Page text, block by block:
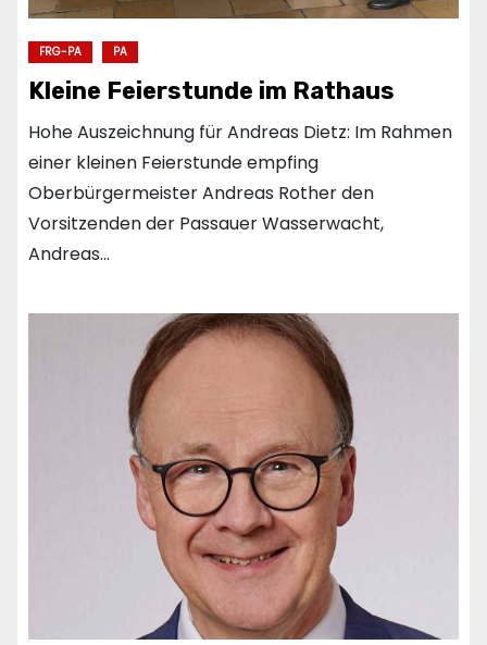
FRG-PA PA
Kleine Feierstunde im Rathaus
Hohe Auszeichnung für Andreas Dietz: Im Rahmen
einer kleinen Feierstunde empfing
Oberbürgermeister Andreas Rother den
Vorsitzenden der Passauer Wasserwacht,
Andreas…